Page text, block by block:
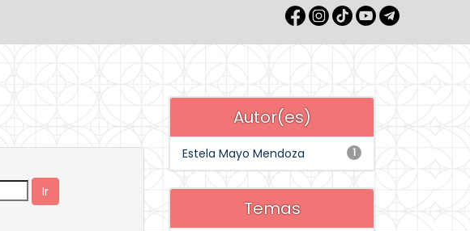
Autor(es)
1
Estela Mayo Mendoza
Temas